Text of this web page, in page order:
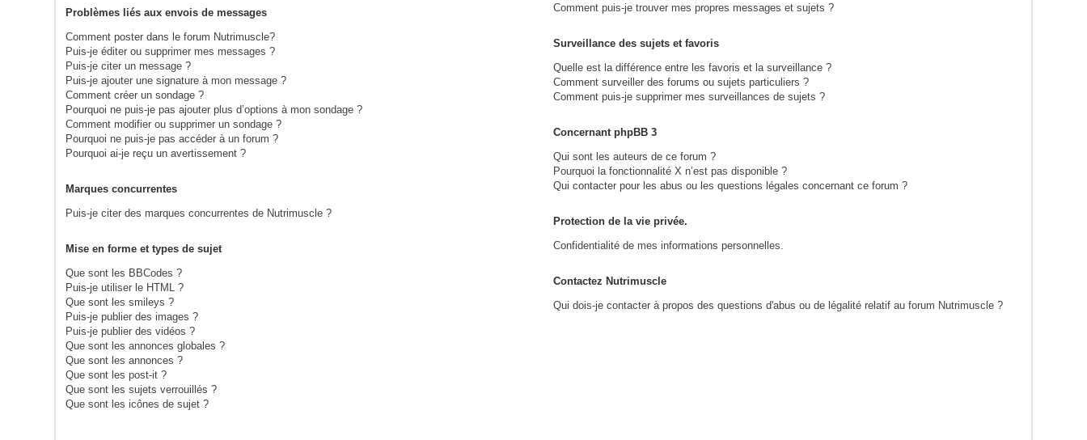
Problèmes liés aux envois de messages
Comment poster dans le forum Nutrimuscle?
Puis-je éditer ou supprimer mes messages ?
Puis-je citer un message ?
Puis-je ajouter une signature à mon message ?
Comment créer un sondage ?
Pourquoi ne puis-je pas ajouter plus d’options à mon sondage ?
Comment modifier ou supprimer un sondage ?
Pourquoi ne puis-je pas accéder à un forum ?
Pourquoi ai-je reçu un avertissement ?
Marques concurrentes
Puis-je citer des marques concurrentes de Nutrimuscle ?
Mise en forme et types de sujet
Que sont les BBCodes ?
Puis-je utiliser le HTML ?
Que sont les smileys ?
Puis-je publier des images ?
Puis-je publier des vidéos ?
Que sont les annonces globales ?
Que sont les annonces ?
Que sont les post-it ?
Que sont les sujets verrouillés ?
Que sont les icônes de sujet ?
Comment puis-je trouver mes propres messages et sujets ?
Surveillance des sujets et favoris
Quelle est la différence entre les favoris et la surveillance ?
Comment surveiller des forums ou sujets particuliers ?
Comment puis-je supprimer mes surveillances de sujets ?
Concernant phpBB 3
Qui sont les auteurs de ce forum ?
Pourquoi la fonctionnalité X n’est pas disponible ?
Qui contacter pour les abus ou les questions légales concernant ce forum ?
Protection de la vie privée.
Confidentialité de mes informations personnelles.
Contactez Nutrimuscle
Qui dois-je contacter à propos des questions d'abus ou de légalité relatif au forum Nutrimuscle ?